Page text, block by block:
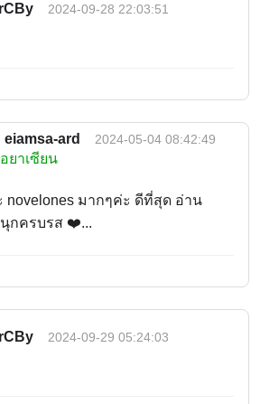
2024-09-28 22:03:51
ard 2024-05-04 08:42:49
ยาเซียน
มากๆค่ะ ดีที่สุด อ่าน
กครบรส ❤️...
2024-09-29 05:24:03